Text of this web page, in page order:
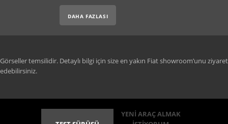
DAHA FAZLASI
Görseller temsilidir. Detaylı bilgi için size en yakın Fiat showroom’unu ziyaret
edebilirsiniz.
YENİ ARAÇ ALMAK